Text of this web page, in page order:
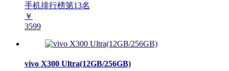
手机排行榜第13名
￥
3599
vivo X300 Ultra(12GB/256GB)